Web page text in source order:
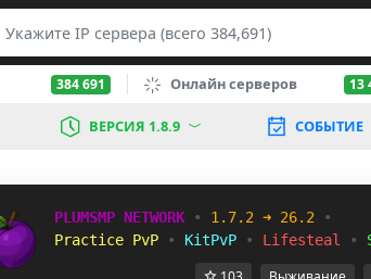
384 691 Онлайн серверов 13
ВЕРСИЯ 1.8.9 СОБЫТИЕ
PLUMSMP NETWORK • 1.7.2 ➜ 26.2
•
Practice PvP
• KitPvP • Lifesteal •